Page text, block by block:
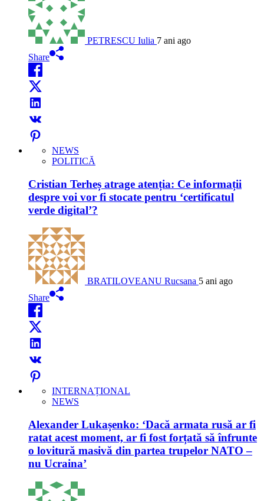
PETRESCU Iulia 7 ani ago
Share
NEWS
POLITICĂ
Cristian Terheș atrage atenția: Ce informații
despre voi vor fi stocate pentru ‘certificatul
verde digital’?
BRATILOVEANU Rucsana 5 ani ago
Share
INTERNAȚIONAL
NEWS
Alexander Lukașenko: ‘Dacă armata rusă ar fi
ratat acest moment, ar fi fost forțată să înfrunte
o lovitură masivă din partea trupelor NATO –
nu Ucraina’